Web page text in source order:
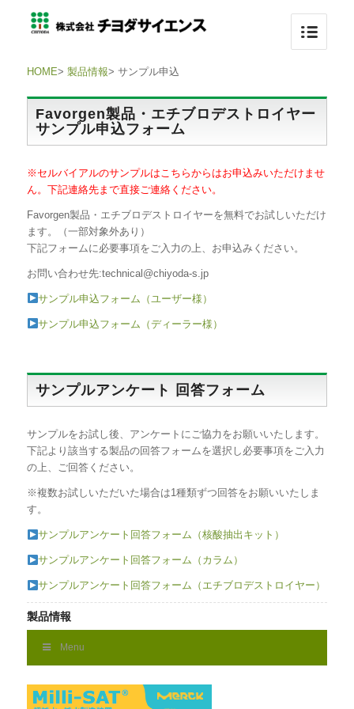
HOME> 製品情報> サンプル申込
Favorgen製品・エチブロデストロイヤー
サンプル申込フォーム
※セルバイアルのサンプルはこちらからはお申込みいただけませ
ん。下記連絡先まで直接ご連絡ください。
Favorgen製品・エチブロデストロイヤーを無料でお試しいただけ
ます。（一部対象外あり）
下記フォームに必要事項をご入力の上、お申込みください。
お問い合わせ先:technical@chiyoda-s.jp
サンプル申込フォーム（ユーザー様）
サンプル申込フォーム（ディーラー様）
サンプルアンケート 回答フォーム
サンプルをお試し後、アンケートにご協力をお願いいたします。
下記より該当する製品の回答フォームを選択し必要事項をご入力
の上、ご回答ください。
※複数お試しいただいた場合は1種類ずつ回答をお願いいたしま
す。
サンプルアンケート回答フォーム（核酸抽出キット）
サンプルアンケート回答フォーム（カラム）
サンプルアンケート回答フォーム（エチブロデストロイヤー）
製品情報
Menu